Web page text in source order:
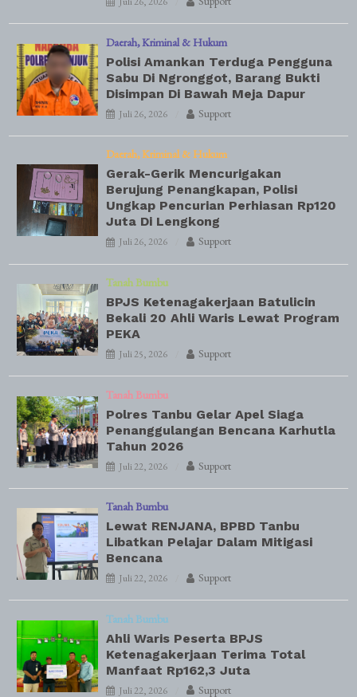
Daerah Kriminal & Hukum
Polisi Amankan Terduga Pengguna
Sabu Di Ngronggot, Barang Bukti
Disimpan Di Bawah Meja Dapur
Juli 26, 2026 Support
Daerah Kriminal & Hukum
Gerak-Gerik Mencurigakan
Berujung Penangkapan, Polisi
Ungkap Pencurian Perhiasan Rp120
Juta Di Lengkong
Juli 26, 2026 Support
Tanah Bumbu
BPJS Ketenagakerjaan Batulicin
Bekali 20 Ahli Waris Lewat Program
PEKA
Juli 25, 2026 Support
Tanah Bumbu
Polres Tanbu Gelar Apel Siaga
Penanggulangan Bencana Karhutla
Tahun 2026
Juli 22, 2026 Support
Tanah Bumbu
Lewat RENJANA, BPBD Tanbu
Libatkan Pelajar Dalam Mitigasi
Bencana
Juli 22, 2026 Support
Tanah Bumbu
Ahli Waris Peserta BPJS
Ketenagakerjaan Terima Total
Manfaat Rp162,3 Juta
Juli 22, 2026 Support